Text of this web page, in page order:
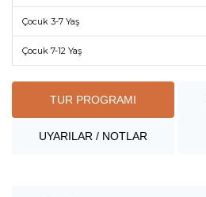
Çocuk 3-7 Yaş
Çocuk 7-12 Yaş
TUR PROGRAMI
UYARILAR / NOTLAR